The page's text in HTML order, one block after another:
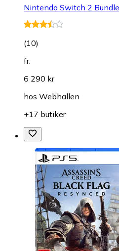
Nintendo Switch 2
(10)
fr.
6 290 kr
hos Webhallen
+17 butiker